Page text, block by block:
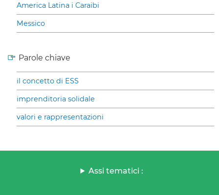
America Latina i Caraibi
Messico
Parole chiave
il concetto di ESS
imprenditoria solidale
valori e rappresentazioni
Assi tematici :